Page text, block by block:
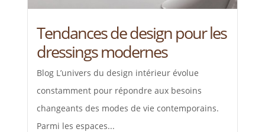
Tendances de design pour les
dressings modernes
Blog L’univers du design intérieur évolue
constamment pour répondre aux besoins
changeants des modes de vie contemporains.
Parmi les espaces...